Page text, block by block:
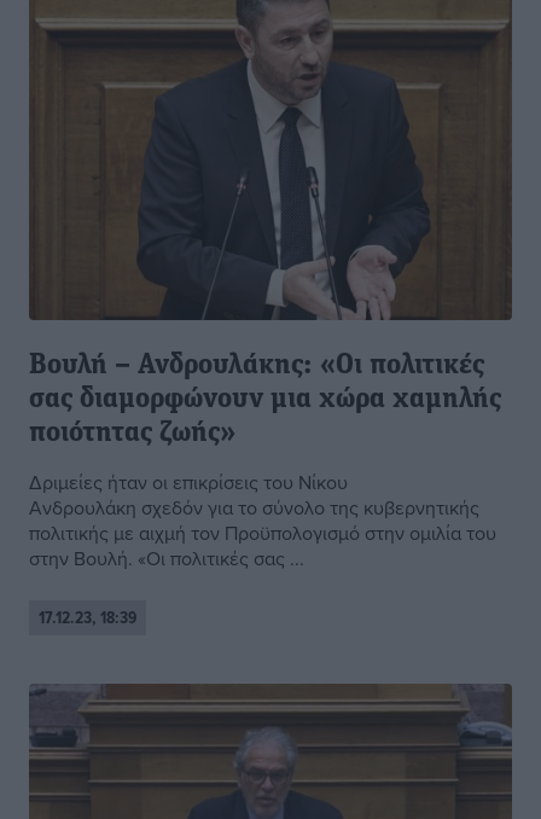
Βουλή – Ανδρουλάκης: «Οι πολιτικές
σας διαμορφώνουν μια χώρα χαμηλής
ποιότητας ζωής»
Δριμείες ήταν οι επικρίσεις του Νίκου
Ανδρουλάκη σχεδόν για το σύνολο της κυβερνητικής
πολιτικής με αιχμή τον Προϋπολογισμό στην ομιλία του
στην Βουλή. «Οι πολιτικές σας ...
17.12.23, 18:39